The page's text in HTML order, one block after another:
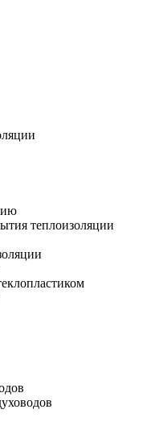
теплоизоляции